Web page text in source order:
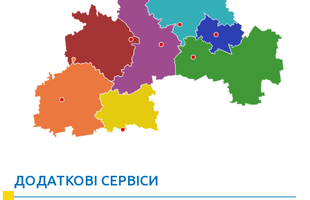
ДОДАТКОВІ СЕРВІСИ